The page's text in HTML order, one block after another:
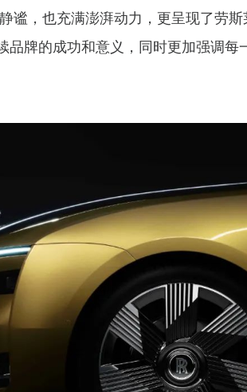
谧，也充满澎湃动力，更呈现了劳
品牌的成功和意义，同时更加强调每